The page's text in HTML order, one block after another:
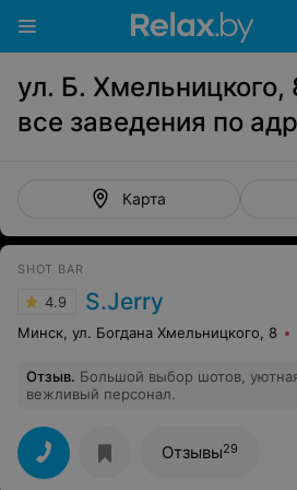
ул. Б.
все заведения по
Карта
SHOT BAR
4.9 S.Jerry
Минск, ул. Богдана Хмельницкого, 8
Отзыв. Большой выбор шотов,
вежливый персонал.
Отзывы29